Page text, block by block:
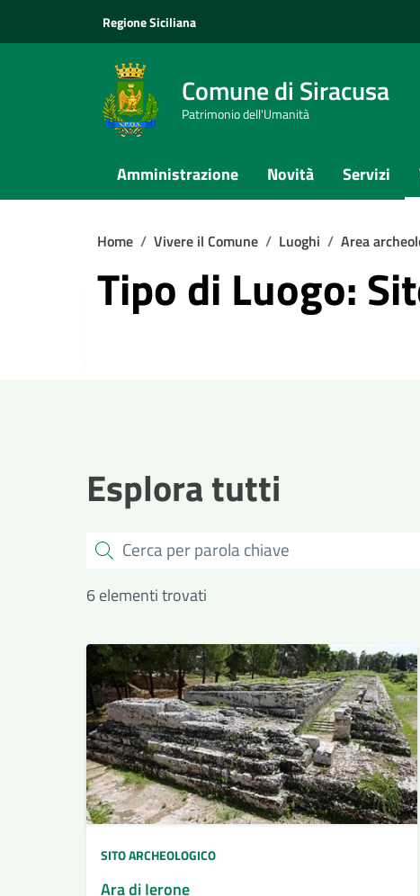
Regione Siciliana
Comune di Siracusa
Patrimonio dell'Umanità
Amministrazione Novità Servizi
Home / Vivere il Comune / Luoghi / Area
Tipo di Luogo:
Esplora tutti
Cerca
6 elementi trovati
SITO ARCHEOLOGICO
Ara di Ierone